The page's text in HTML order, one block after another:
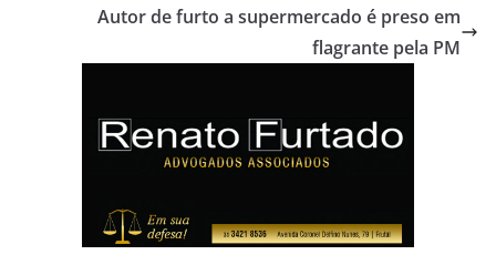
Autor de furto a supermercado é preso em
flagrante pela PM